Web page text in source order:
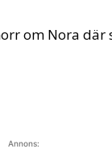
om Nora där
Annons: